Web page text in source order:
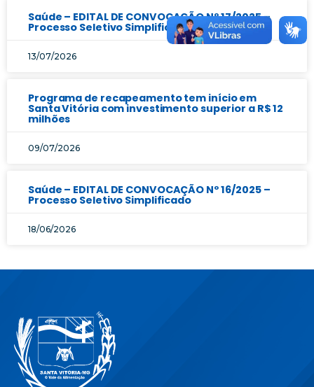
Saúde – EDITAL DE CONVOCAÇÃO Nº 17/2025 –
Processo Seletivo Simplificado
13/07/2026
Programa de recapeamento tem início em
Santa Vitória com investimento superior a R$ 12
milhões
09/07/2026
Saúde – EDITAL DE CONVOCAÇÃO Nº 16/2025 –
Processo Seletivo Simplificado
18/06/2026